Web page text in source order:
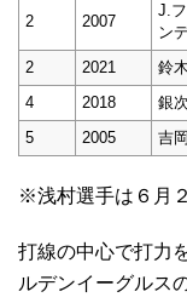
2 2007
J.
ン
2 2021 鈴
4
2018 銀次
5
2005 吉
※浅村選手は６月
打線の中心で打力
ルデンイーグルス